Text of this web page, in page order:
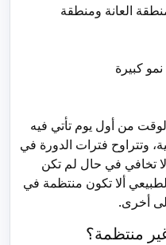
العانة ومنطقة
كبيرة
من أول يوم تأتي فيه
وتتراوح فترات الدورة في
يوماً إلى 35 يوماً، ولا تخافي في حال لم تكن
ألا تكون منتظمة في
أخرى.
منتظمة؟